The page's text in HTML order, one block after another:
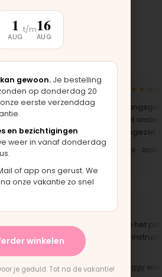
zeggen
vervangen met de
weer als nieuw
spul."
★★★★★
het
opgezet.
Bas · Joolz
dit
"Snelle levering en het paste
perfect. Montage-
duidelijk."
Anne · Mountain Buggy wiel
1
AUG
t/m16
AUG
gewoon. Je bestelling
op donderdag 20
eerste verzenddag
en bezichtigingen
weer in vanaf donderdag
of app ons gerust. We
onze vakantie zo snel
winkelen
je geduld. Tot na de vakantie!